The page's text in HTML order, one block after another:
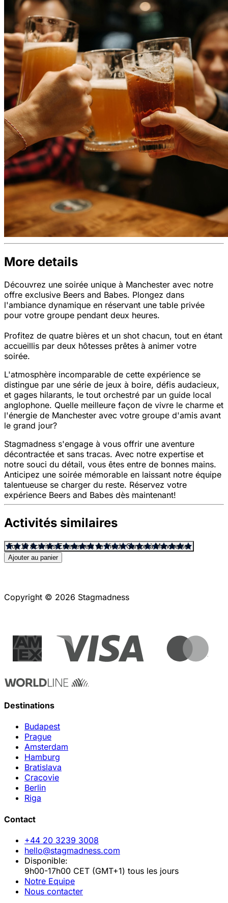
More details
Découvrez une soirée unique à Manchester avec notre
offre exclusive Beers and Babes. Plongez dans
l'ambiance dynamique en réservant une table privée
pour votre groupe pendant deux heures.
Profitez de quatre bières et un shot chacun, tout en étant
accueillis par deux hôtesses prêtes à animer votre
soirée.
L'atmosphère incomparable de cette expérience se
distingue par une série de jeux à boire, défis audacieux,
et gages hilarants, le tout orchestré par un guide local
anglophone. Quelle meilleure façon de vivre le charme et
l'énergie de Manchester avec votre groupe d'amis avant
le grand jour?
Stagmadness s'engage à vous offrir une aventure
décontractée et sans tracas. Avec notre expertise et
notre souci du détail, vous êtes entre de bonnes mains.
Anticipez une soirée mémorable en laissant notre équipe
talentueuse se charger du reste. Réservez votre
expérience Beers and Babes dès maintenant!
Activités similaires
Top 10 Activités Enterrement de Vie de Garçon à Manchester
Ajouter au panier
Copyright © 2026 Stagmadness
Destinations
Budapest
Prague
Amsterdam
Hamburg
Bratislava
Cracovie
Berlin
Riga
Contact
+44 20 3239 3008
hello@stagmadness.com
Disponible:
9h00-17h00 CET (GMT+1) tous les jours
Notre Equipe
Nous contacter